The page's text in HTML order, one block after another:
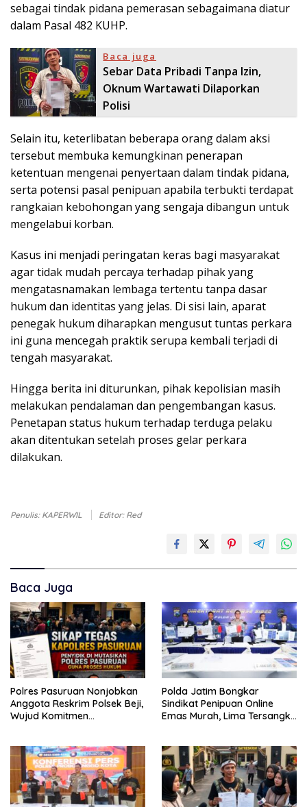
sebagai tindak pidana pemerasan sebagaimana diatur
dalam Pasal 482 KUHP.
Baca juga
Sebar Data Pribadi Tanpa Izin,
Oknum Wartawati Dilaporkan
Polisi
Selain itu, keterlibatan beberapa orang dalam aksi
tersebut membuka kemungkinan penerapan
ketentuan mengenai penyertaan dalam tindak pidana,
serta potensi pasal penipuan apabila terbukti terdapat
rangkaian kebohongan yang sengaja dibangun untuk
mengelabui korban.
Kasus ini menjadi peringatan keras bagi masyarakat
agar tidak mudah percaya terhadap pihak yang
mengatasnamakan lembaga tertentu tanpa dasar
hukum dan identitas yang jelas. Di sisi lain, aparat
penegak hukum diharapkan mengusut tuntas perkara
ini guna mencegah praktik serupa kembali terjadi di
tengah masyarakat.
Hingga berita ini diturunkan, pihak kepolisian masih
melakukan pendalaman dan pengembangan kasus.
Penetapan status hukum terhadap terduga pelaku
akan ditentukan setelah proses gelar perkara
dilakukan.
Penulis: KAPERWIL Editor: Red
Baca Juga
Polres Pasuruan Nonjobkan
Anggota Reskrim Polsek Beji,
Wujud Komitmen
Polda Jatim Bongkar
Sindikat Penipuan Online
Emas Murah, Lima Tersangka